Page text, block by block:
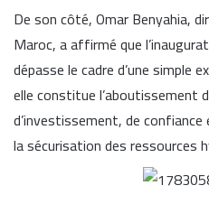
De son côté, Omar Benyahia,
Maroc, a affirmé que
dépasse le cadre d’une simple
elle constitue l’aboutissement
d’investissement, de
la sécurisation des ressources